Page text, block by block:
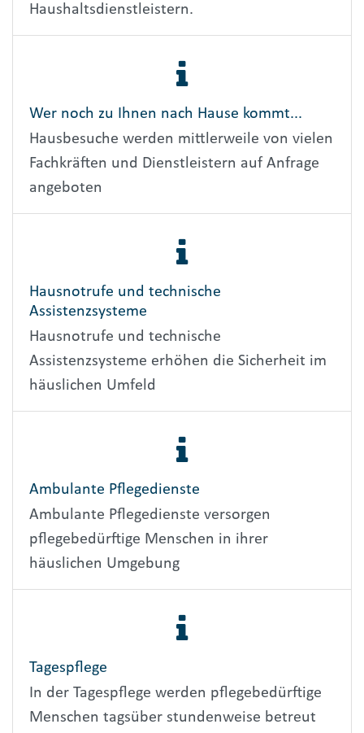
Haushaltsdienstleistern.
Wer noch zu Ihnen nach Hause kommt...
Hausbesuche werden mittlerweile von vielen
Fachkräften und Dienstleistern auf Anfrage
angeboten
Hausnotrufe und technische
Assistenzsysteme
Hausnotrufe und technische
Assistenzsysteme erhöhen die Sicherheit im
häuslichen Umfeld
Ambulante Pflegedienste
Ambulante Pflegedienste versorgen
pflegebedürftige Menschen in ihrer
häuslichen Umgebung
Tagespflege
In der Tagespflege werden pflegebedürftige
Menschen tagsüber stundenweise betreut